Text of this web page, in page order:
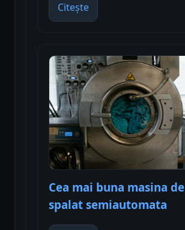
Citește
Cea mai buna masina de
spalat semiautomata